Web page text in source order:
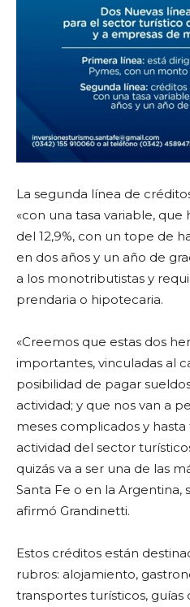
La segunda línea de
«con una tasa variable,
del 12,9%, con un tope de
en dos años y un año de
a los monotributistas y
prendaria o hipotecaria.
«Creemos que estas dos
importantes, vinculadas al
posibilidad de pagar
actividad; y que nos van a
meses complicados y
actividad del sector
quizás va a ser una de las
Santa Fe o en la Argentina,
afirmó Grandinetti.
Estos créditos están
rubros: alojamiento,
transportes turísticos, guías